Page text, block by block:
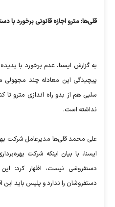
قلی‌ها: مترو اجازه قانونی برخورد با
به گزارش ایسنا، عدم برخورد با
پیچیدگی این معادله چند مجهولی
سلبی هم از بدو راه اندازی مترو
نداشته است.
علی محمد قلی‌ها مدیرعامل شرکت
ایسنا، با بیان اینکه شرکت
دستفروشی نیست، اظهار کرد:
دستفروشان را ندارد و پلیس باید این